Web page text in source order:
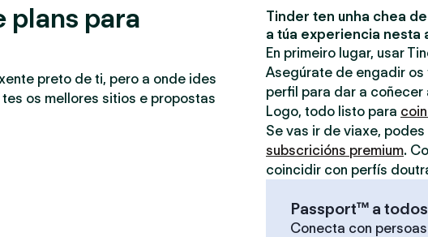
plans para
preto de ti, pero a onde ides
tes os mellores sitios e propostas
Tinder ten unha chea
a túa experiencia nesta
En primeiro lugar, usar
Asegúrate de engadir
perfil para dar a
Logo, todo listo para
Se vas ir de viaxe, podes
subscricións premium.
coincidir con perfís
Passport™ a
Conecta con